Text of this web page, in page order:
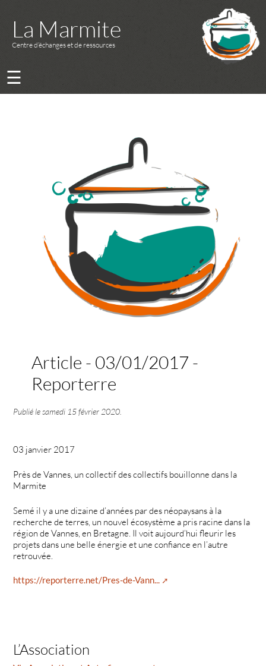
La Marmite
Centre d’échanges et de ressources
☰
Article - 03/01/2017 -
Reporterre
Publié lesamedi 15 février 2020
03 janvier 2017
Près de Vannes, un collectif des collectifs bouillonne dans la
Marmite
Semé il y a une dizaine d’années par des néopaysans à la
recherche de terres, un nouvel écosystème a pris racine dans la
région de Vannes, en Bretagne. Il voit aujourd’hui fleurir les
projets dans une belle énergie et une confiance en l’autre
retrouvée.
https://reporterre.net/Pres-de-Vann...
L’Association